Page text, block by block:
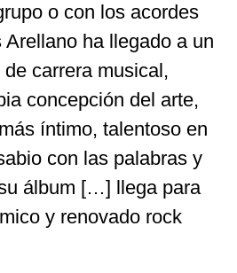
o con los acordes
ha llegado a un
carrera musical,
concepción del arte,
íntimo, talentoso en
con las palabras y
álbum […] llega para
y renovado rock